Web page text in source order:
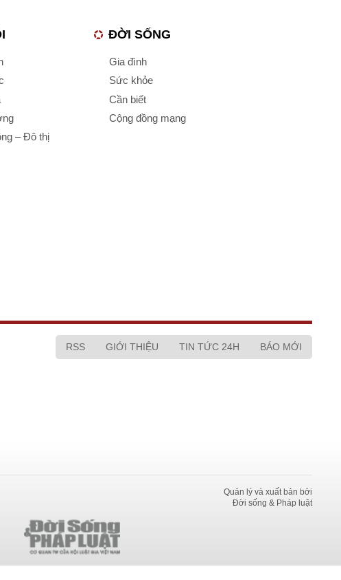
– Đô thị
ĐỜI SỐNG
Gia đình
Sức khỏe
Cần biết
Cộng đồng mạng
RSS GIỚI THIỆU TIN TỨC 24H BÁO MỚI
Quản lý và xuất bản bởi
Đời sống & Pháp luật